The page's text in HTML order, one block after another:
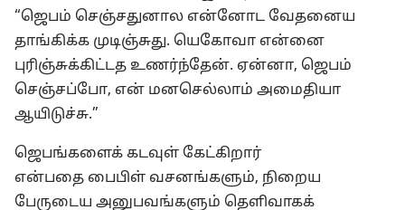
“ஜெபம் செஞ்சதுனால என்னோட வேதனைய
தாங்கிக்க முடிஞ்சுது. யெகோவா என்னை
புரிஞ்சுக்கிட்டத உணர்ந்தேன். ஏன்னா, ஜெபம்
செஞ்சப்போ, என் மனசெல்லாம் அமைதியா
ஆயிடுச்சு.”
ஜெபங்களைக் கடவுள் கேட்கிறார்
என்பதை பைபிள் வசனங்களும், நிறைய
பேருடைய அனுபவங்களும் தெளிவாகக்